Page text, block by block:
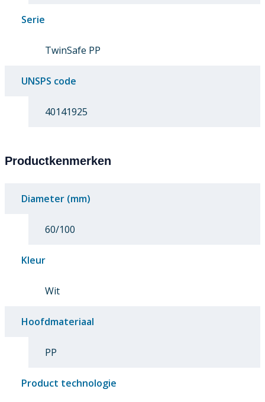
Serie
TwinSafe PP
UNSPS code
40141925
Productkenmerken
Diameter (mm)
60/100
Kleur
Wit
Hoofdmateriaal
PP
Product technologie